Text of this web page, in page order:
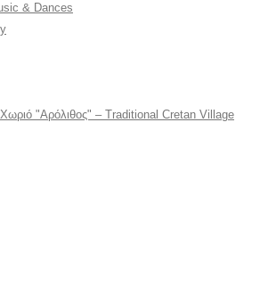
& Dances
"Αρόλιθος" – Traditional Cretan Village